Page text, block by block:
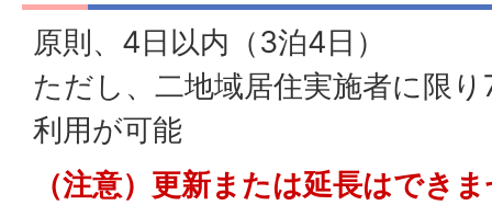
原則、4日以内（3泊4日）
ただし、二地域居住実施者に限
利用が可能
（注意）更新または延長はでき